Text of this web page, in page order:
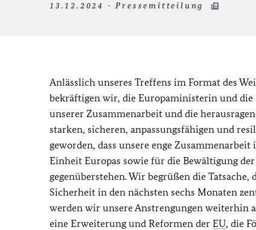
13.12.2024 - Pressemitteilung
Anlässlich unseres Treffens im Format des
bekräftigen wir, die Europaministerin und die
unserer Zusammenarbeit und die
starken, sicheren, anpassungsfähigen und
geworden, dass unsere enge
Einheit Europas sowie für die Bewältigung
gegenüberstehen. Wir begrüßen die
Sicherheit in den nächsten sechs Monaten
werden wir unsere Anstrengungen weiterhin
eine Erweiterung und Reformen der EU, die